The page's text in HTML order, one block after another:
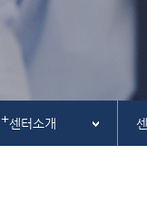
+센터소개